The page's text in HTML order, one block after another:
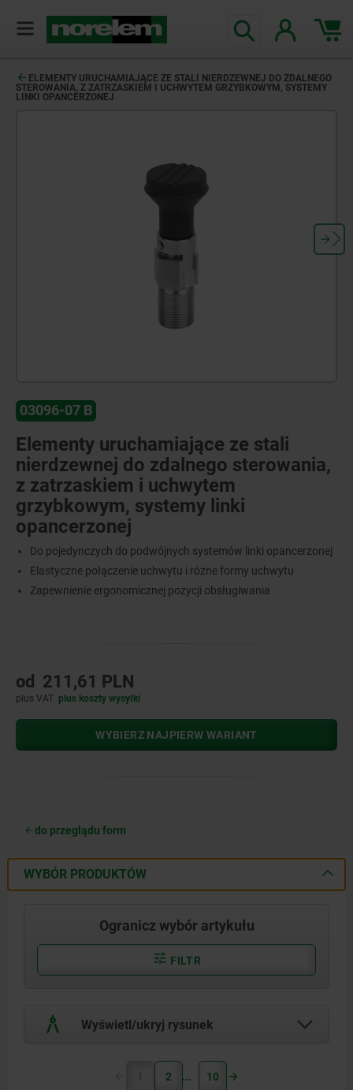
ELEMENTY URUCHAMIAJĄCE ZE STALI NIERDZEWNEJ DO ZDALNEGO
STEROWANIA, Z ZATRZASKIEM I UCHWYTEM GRZYBKOWYM, SYSTEMY
LINKI OPANCERZONEJ
03096-07 B
Elementy uruchamiające ze stali
nierdzewnej do zdalnego sterowania,
z zatrzaskiem i uchwytem
grzybkowym, systemy linki
opancerzonej
Do pojedynczych do podwójnych systemów linki opancerzonej
Elastyczne połączenie uchwytu i różne formy uchwytu
Zapewnienie ergonomicznej pozycji obsługiwania
od 211,61 PLN
plus VAT plus koszty wysyłki
WYBIERZ NAJPIERW WARIANT
do przeglądu form
WYBÓR PRODUKTÓW
Ogranicz wybór artykułu
FILTR
Wyświetl/ukryj rysunek
1 2 10